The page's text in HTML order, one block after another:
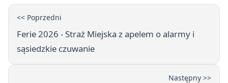
<< Poprzedni
Ferie 2026 - Straż Miejska z apelem o alarmy i
sąsiedzkie czuwanie
Następny >>